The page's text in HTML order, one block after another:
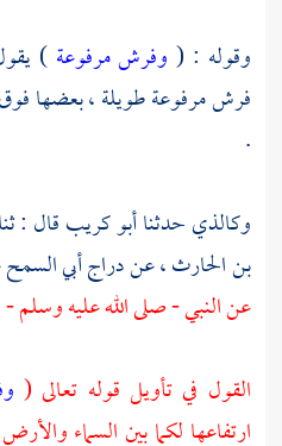
وقوله : ( وفرش مرفوعة)
فرش مرفوعة طويلة ، بعضها
.
وكالذي حدثناأبو كريبقال :
بن الحارث، عندراج أبي السمح
عن النبي - صلى الله عليه وسلم -
القول في تأويل قوله تعالى (
ارتفاعها لكما بين السماء